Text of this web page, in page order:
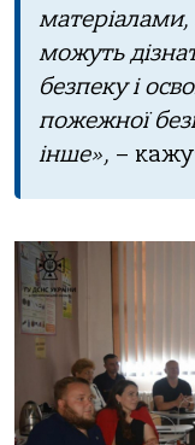
можуть
безпеку і
пожежної
інше», –